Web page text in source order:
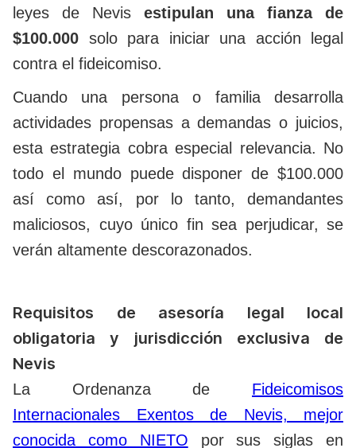
leyes de Nevis estipulan una fianza de
$100.000 solo para iniciar una acción legal
contra el fideicomiso.
Cuando una persona o familia desarrolla
actividades propensas a demandas o juicios,
esta estrategia cobra especial relevancia. No
todo el mundo puede disponer de $100.000
así como así, por lo tanto, demandantes
maliciosos, cuyo único fin sea perjudicar, se
verán altamente descorazonados.
Requisitos de asesoría legal local
obligatoria y jurisdicción exclusiva de
Nevis
La Ordenanza de Fideicomisos
Internacionales Exentos de Nevis, mejor
conocida como NIETO por sus siglas en